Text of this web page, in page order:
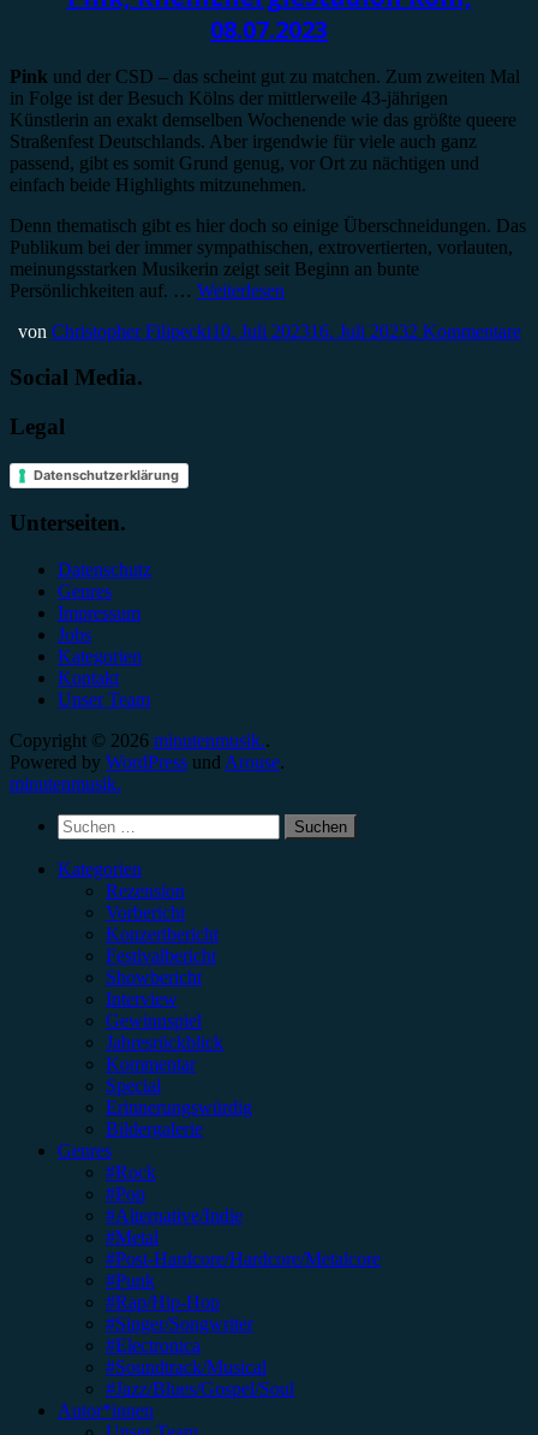
08.07.2023
Pink und der CSD – das scheint gut zu matchen. Zum zweiten Mal
in Folge ist der Besuch Kölns der mittlerweile 43-jährigen
Künstlerin an exakt demselben Wochenende wie das größte queere
Straßenfest Deutschlands. Aber irgendwie für viele auch ganz
passend, gibt es somit Grund genug, vor Ort zu nächtigen und
einfach beide Highlights mitzunehmen.
Denn thematisch gibt es hier doch so einige Überschneidungen. Das
Publikum bei der immer sympathischen, extrovertierten, vorlauten,
meinungsstarken Musikerin zeigt seit Beginn an bunte
Persönlichkeiten auf. … Weiterlesen
von Christopher Filipecki10. Juli 202316. Juli 20232 Kommentare
Social Media.
Legal
Datenschutzerklärung
Unterseiten.
Datenschutz
Genres
Impressum
Jobs
Kategorien
Kontakt
Unser Team
Copyright © 2026 minutenmusik..
Powered by WordPress und Arouse.
minutenmusik.
Suchen
nach:
Kategorien
Rezension
Vorbericht
Konzertbericht
Festivalbericht
Showbericht
Interview
Gewinnspiel
Jahresrückblick
Kommentar
Special
Erinnerungswürdig
Bildergalerie
Genres
#Rock
#Pop
#Alternative/Indie
#Metal
#Post-Hardcore/Hardcore/Metalcore
#Punk
#Rap/Hip-Hop
#Singer/Songwriter
#Electronica
#Soundtrack/Musical
#Jazz/Blues/Gospel/Soul
Autor*innen